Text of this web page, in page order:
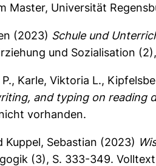
Master, Universität
(2023) Schule und
und Sozialisation
, Karle, Viktoria L.,
and typing on reading
vorhanden.
Kuppel, Sebastian (2023)
(3), S. 333-349.